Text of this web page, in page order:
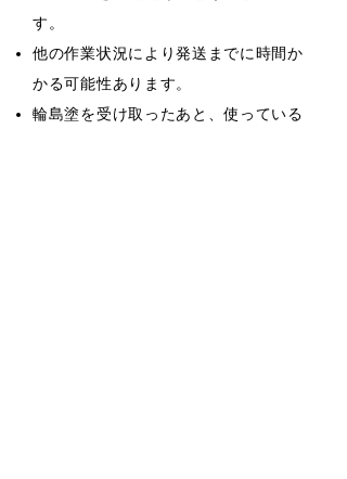
す。
他の作業状況により発送までに時間か
かる可能性あります。
輪島塗を受け取ったあと、使っている